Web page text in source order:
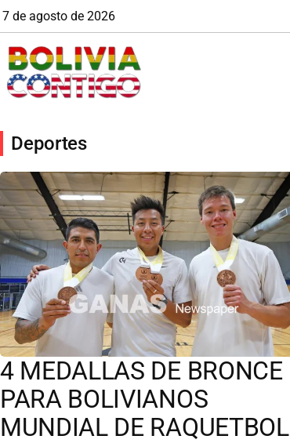
7 de agosto de 2026
Deportes
4 MEDALLAS DE BRONCE
PARA BOLIVIANOS
MUNDIAL DE RAQUETBOL